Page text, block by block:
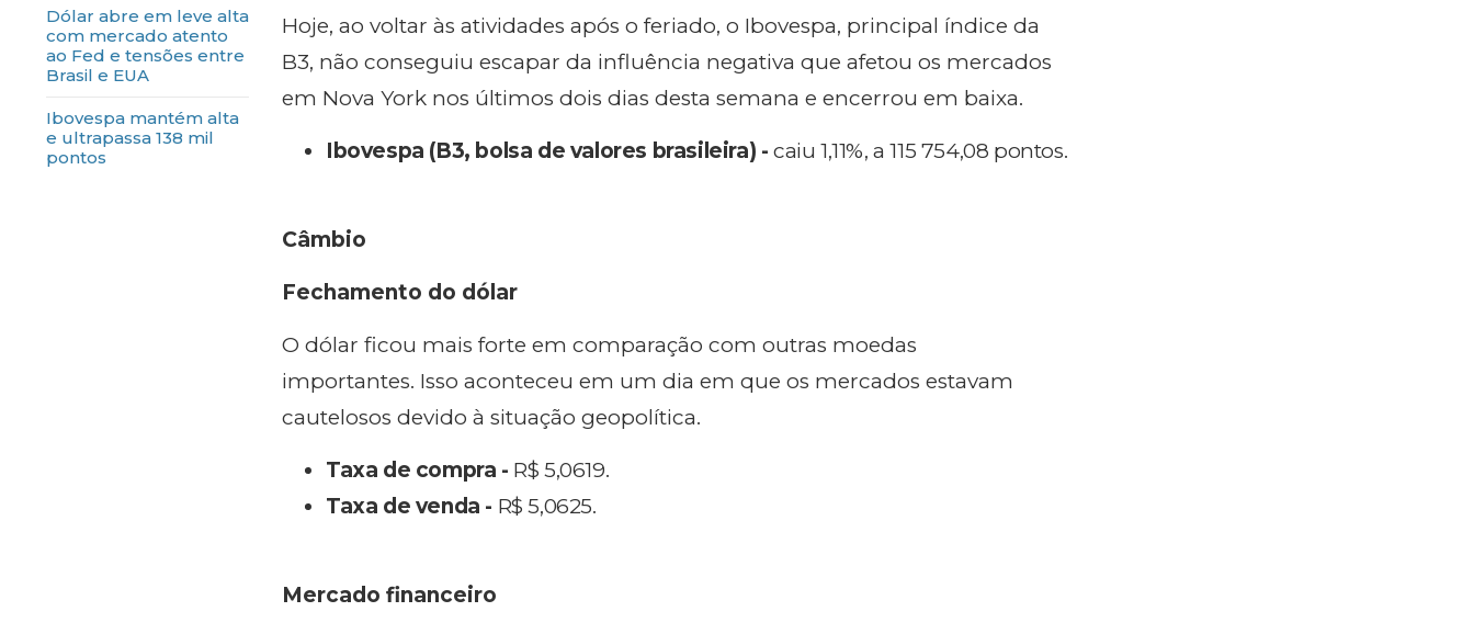
Dólar abre em leve alta
com mercado atento
ao Fed e tensões entre
Brasil e EUA
Ibovespa mantém alta
e ultrapassa 138 mil
pontos
Hoje, ao voltar às atividades após o feriado, o Ibovespa, principal índice da
B3, não conseguiu escapar da influência negativa que afetou os mercados
em Nova York nos últimos dois dias desta semana e encerrou em baixa.
Ibovespa (B3, bolsa de valores brasileira) - caiu 1,11%, a 115 754,08 pontos.
Câmbio
Fechamento do dólar
O dólar ficou mais forte em comparação com outras moedas
importantes. Isso aconteceu em um dia em que os mercados estavam
cautelosos devido à situação geopolítica.
Taxa de compra - R$ 5,0619.
Taxa de venda - R$ 5,0625.
Mercado financeiro